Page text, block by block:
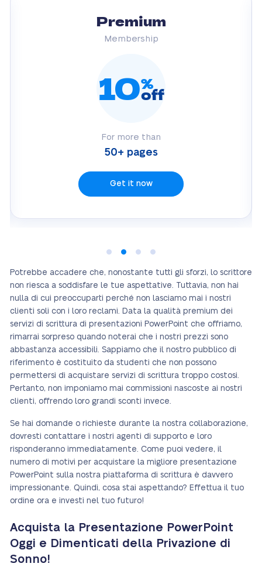
Premium
Membership
10%
off
For more than
50+ pages
Get it now
Potrebbe accadere che, nonostante tutti gli sforzi, lo scrittore
non riesca a soddisfare le tue aspettative. Tuttavia, non hai
nulla di cui preoccuparti perché non lasciamo mai i nostri
clienti soli con i loro reclami. Data la qualità premium dei
servizi di scrittura di presentazioni PowerPoint che offriamo,
rimarrai sorpreso quando noterai che i nostri prezzi sono
abbastanza accessibili. Sappiamo che il nostro pubblico di
riferimento è costituito da studenti che non possono
permettersi di acquistare servizi di scrittura troppo costosi.
Pertanto, non imponiamo mai commissioni nascoste ai nostri
clienti, offrendo loro grandi sconti invece.
Se hai domande o richieste durante la nostra collaborazione,
dovresti contattare i nostri agenti di supporto e loro
risponderanno immediatamente. Come puoi vedere, il
numero di motivi per acquistare la migliore presentazione
PowerPoint sulla nostra piattaforma di scrittura è davvero
impressionante. Quindi, cosa stai aspettando? Effettua il tuo
ordine ora e investi nel tuo futuro!
Acquista la Presentazione PowerPoint
Oggi e Dimenticati della Privazione di
Sonno!